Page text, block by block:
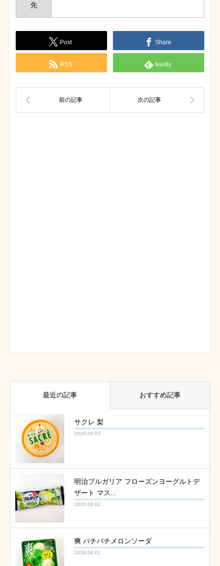
先
Post Share
RSS feedly
最近の記事 おすすめ記事
サクレ 梨
2026.08.03
明治ブルガリア フローズンヨーグルトデ
ザート マス...
2026.08.02
爽 パチパチメロンソーダ
2026.08.01